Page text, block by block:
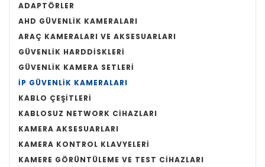
ADAPTÖRLER
AHD GÜVENLIK KAMERALARI
ARAÇ KAMERALARI VE AKSESUARLARI
GÜVENLIK HARDDISKLERI
GÜVENLIK KAMERA SETLERI
İP GÜVENLIK KAMERALARI
KABLO ÇEŞITLERI
KABLOSUZ NETWORK CIHAZLARI
KAMERA AKSESUARLARI
KAMERA KONTROL KLAVYELERI
KAMERE GÖRÜNTÜLEME VE TEST CIHAZLARI